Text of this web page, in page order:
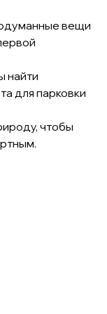
вещи
найти
для парковки
чтобы